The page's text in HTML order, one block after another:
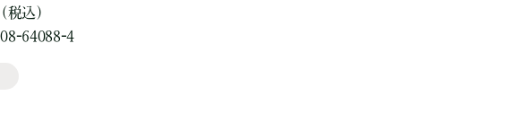
込）
64088-4